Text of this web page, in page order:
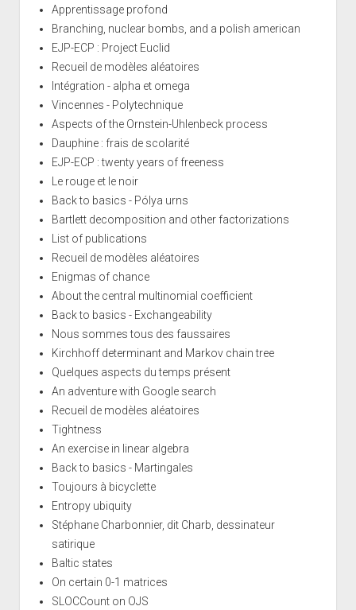
Apprentissage profond
Branching, nuclear bombs, and a polish american
EJP-ECP : Project Euclid
Recueil de modèles aléatoires
Intégration - alpha et omega
Vincennes - Polytechnique
Aspects of the Ornstein-Uhlenbeck process
Dauphine : frais de scolarité
EJP-ECP : twenty years of freeness
Le rouge et le noir
Back to basics - Pólya urns
Bartlett decomposition and other factorizations
List of publications
Recueil de modèles aléatoires
Enigmas of chance
About the central multinomial coefficient
Back to basics - Exchangeability
Nous sommes tous des faussaires
Kirchhoff determinant and Markov chain tree
Quelques aspects du temps présent
An adventure with Google search
Recueil de modèles aléatoires
Tightness
An exercise in linear algebra
Back to basics - Martingales
Toujours à bicyclette
Entropy ubiquity
Stéphane Charbonnier, dit Charb, dessinateur
satirique
Baltic states
On certain 0-1 matrices
SLOCCount on OJS